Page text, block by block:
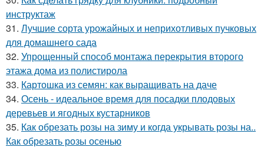
инструктаж
31. Лучшие сорта урожайных и неприхотливых пучковых
для домашнего сада
32. Упрощенный способ монтажа перекрытия второго
этажа дома из полистирола
33. Картошка из семян: как выращивать на даче
34. Осень - идеальное время для посадки плодовых
деревьев и ягодных кустарников
35. Как обрезать розы на зиму и когда укрывать розы на..
Как обрезать розы осенью